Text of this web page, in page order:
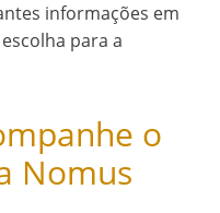
informações em
para a
o
Nomus